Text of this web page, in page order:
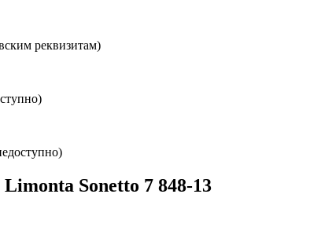
реквизитам)
Sonetto 7 848-13